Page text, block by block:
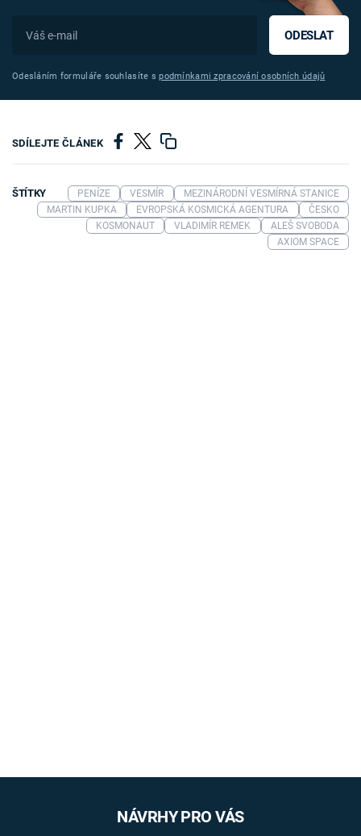
ODESLAT
Odesláním formuláře souhlasíte spodmínkami zpracování osobních údajů
SDÍLEJTE ČLÁNEK
ŠTÍTKY PENÍZE VESMÍR
MEZINÁRODNÍ VESMÍRNÁ STANICE
MARTIN KUPKA
EVROPSKÁ KOSMICKÁ AGENTURA
ČESKO
KOSMONAUT
VLADIMÍR REMEK
ALEŠ SVOBODA
AXIOM SPACE
NÁVRHY PRO VÁS